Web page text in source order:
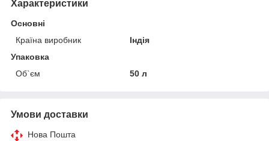
Характеристики
Основні
Країна виробник
Індія
Упаковка
Об`єм
50 л
Умови доставки
Нова Пошта